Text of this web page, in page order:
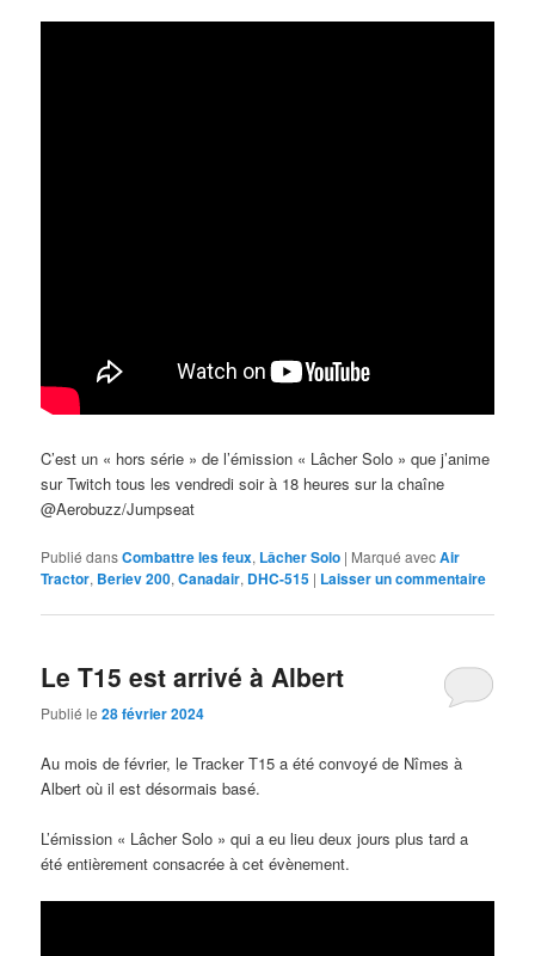
C’est un « hors série » de l’émission « Lâcher Solo » que j’anime
sur Twitch tous les vendredi soir à 18 heures sur la chaîne
@Aerobuzz/Jumpseat
Publié dansCombattre les feux, Lâcher Solo | Marqué avecAir
Tractor, Beriev 200,Canadair, DHC-515 | Laisser un commentaire
Le T15 est arrivé à Albert
Publié le28 février 2024
Au mois de février, le Tracker T15 a été convoyé de Nîmes à
Albert où il est désormais basé.
L’émission « Lâcher Solo » qui a eu lieu deux jours plus tard a
été entièrement consacrée à cet évènement.